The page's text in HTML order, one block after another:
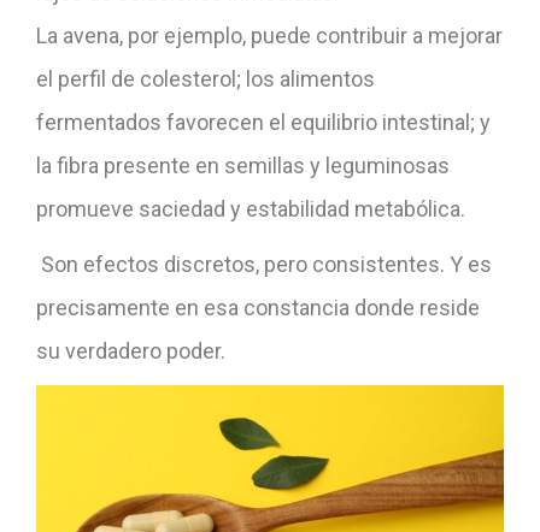
La avena, por ejemplo, puede contribuir a mejorar
el perfil de colesterol; los alimentos
fermentados favorecen el equilibrio intestinal; y
la fibra presente en semillas y leguminosas
promueve saciedad y estabilidad metabólica.
Son efectos discretos, pero consistentes. Y es
precisamente en esa constancia donde reside
su verdadero poder.